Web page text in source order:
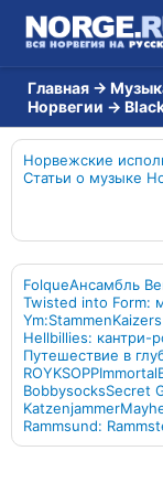
Главная →
Норвегии →
Норвежские
Статьи о музыке
FolqueАнсамбль
Twisted into Form:
Ym:Stammen
Hellbillies: кантри-
Путешествие в
ROYKSOPPImmortal
BobbysocksSecret
Katzenjammer
Rammsund: